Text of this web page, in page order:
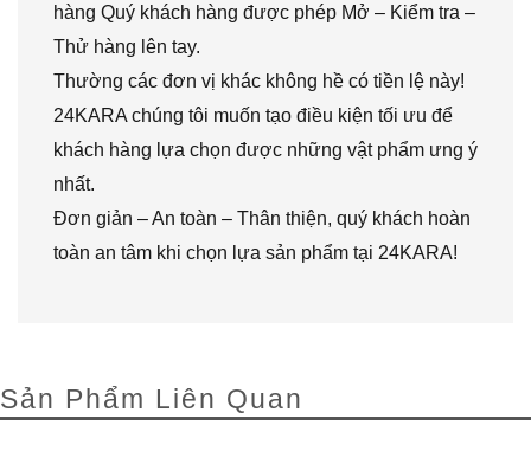
hàng Quý khách hàng được phép Mở – Kiểm tra –
Thử hàng lên tay.
Thường các đơn vị khác không hề có tiền lệ này!
24KARA chúng tôi muốn tạo điều kiện tối ưu để
khách hàng lựa chọn được những vật phẩm ưng ý
nhất.
Đơn giản – An toàn – Thân thiện, quý khách hoàn
toàn an tâm khi chọn lựa sản phẩm tại 24KARA!
Sản Phẩm Liên Quan